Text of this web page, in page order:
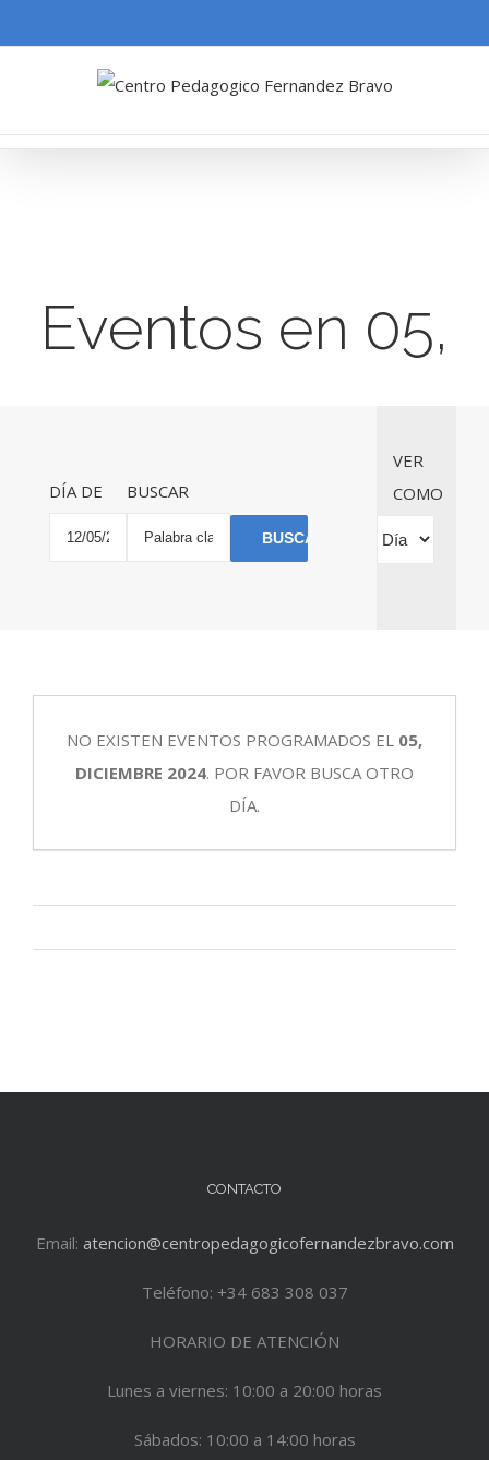
Eventos en 05,
2024
de
búsqueda
Eventos
Eventos
DÍA DE BUSCAR
VER
COMO
NO EXISTEN EVENTOS PROGRAMADOS EL 05,
DICIEMBRE 2024. POR FAVOR BUSCA OTRO
DÍA.
CONTACTO
Email: atencion@centropedagogicofernandezbravo.com
Teléfono: +34 683 308 037
HORARIO DE ATENCIÓN
Lunes a viernes: 10:00 a 20:00 horas
Sábados: 10:00 a 14:00 horas